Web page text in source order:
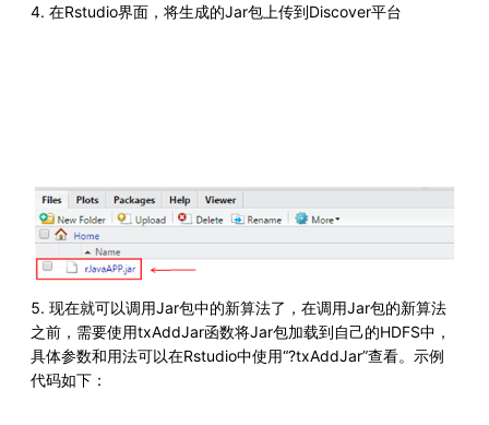
4. 在Rstudio界面，将生成的Jar包上传到Discover平台
5. 现在就可以调用Jar包中的新算法了，在调用Jar包的新算法
之前，需要使用txAddJar函数将Jar包加载到自己的HDFS中，
具体参数和用法可以在Rstudio中使用“?txAddJar”查看。示例
代码如下：